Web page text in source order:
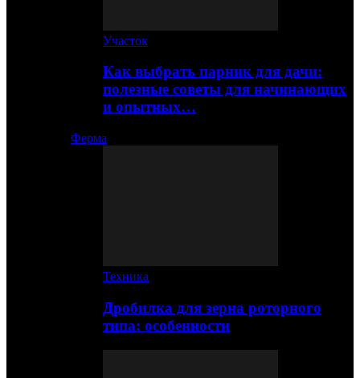
Участок
Как выбрать парник для дачи:
полезные советы для начинающих
и опытных…
Ферма
Техника
Дробилка для зерна роторного
типа: особенности